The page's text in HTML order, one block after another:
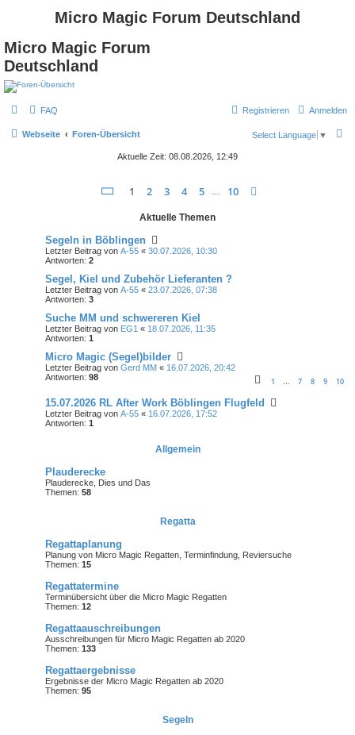
Micro Magic Forum Deutschland
Micro Magic Forum
Deutschland
FAQ Anmelden
Registrieren
Webseite Foren-Übersicht Select Language ▼
Aktuelle Zeit: 08.08.2026, 12:49
Seite 1von 10
1 2 3 4 5 10
Aktuelle Themen
Segeln in Böblingen
Letzter Beitrag von A-55 « 30.07.2026, 10:30
Antworten: 2
Segel, Kiel und Zubehör Lieferanten ?
Letzter Beitrag von A-55 « 23.07.2026, 07:38
Antworten: 3
Suche MM und schwereren Kiel
Letzter Beitrag von EG1 « 18.07.2026, 11:35
Antworten: 1
Micro Magic (Segel)bilder
Letzter Beitrag von Gerd MM « 16.07.2026, 20:42
Antworten: 98 1 … 7 8 9 10
15.07.2026 RL After Work Böblingen Flugfeld
Letzter Beitrag von A-55 « 16.07.2026, 17:52
Antworten: 1
Allgemein
Plauderecke
Plauderecke, Dies und Das
Themen: 58
Regatta
Regattaplanung
Planung von Micro Magic Regatten, Terminfindung, Reviersuche
Themen: 15
Regattatermine
Terminübersicht über die Micro Magic Regatten
Themen: 12
Regattaauschreibungen
Ausschreibungen für Micro Magic Regatten ab 2020
Themen: 133
Regattaergebnisse
Ergebnisse der Micro Magic Regatten ab 2020
Themen: 95
Segeln